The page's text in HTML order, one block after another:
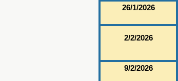
26/1/2026
2/2/2026
9/2/2026